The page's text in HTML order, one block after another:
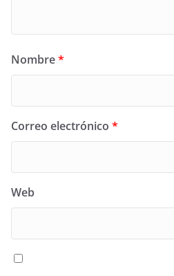
Nombre*
Correo electrónico *
Web